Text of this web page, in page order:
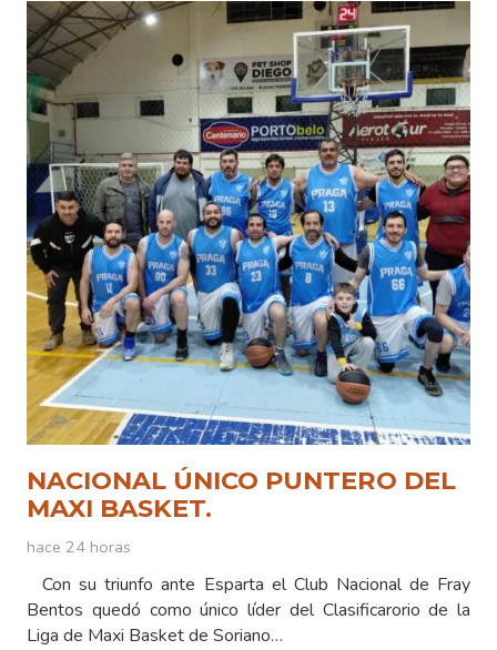
NACIONAL ÚNICO PUNTERO DEL
MAXI BASKET.
hace 24 horas
Con su triunfo ante Esparta el Club Nacional de Fray
Bentos quedó como único líder del Clasificarorio de la
Liga de Maxi Basket de Soriano…